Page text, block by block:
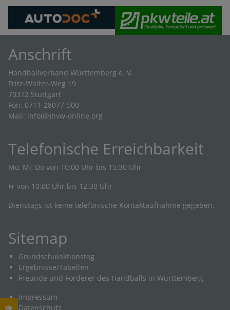
Anschrift
Handballverband Württemberg e. V.
Fritz-Walter-Weg 19
70372 Stuttgart
Fon: 0711-28077-500
Mail: info(@)hvw-online.org
Telefonische Erreichbarkeit
Mo, Mi, Do von 10:00 Uhr bis 15:30 Uhr
Fr von 10:00 Uhr bis 12:30 Uhr
Dienstags ist keine telefonische Kontaktaufnahme gegeben.
Sitemap
Grundschulaktionstag
Ergebnisse/Tabellen
Freunde und Förderer des Handballs in Württemberg
Impressum
Datenschutz